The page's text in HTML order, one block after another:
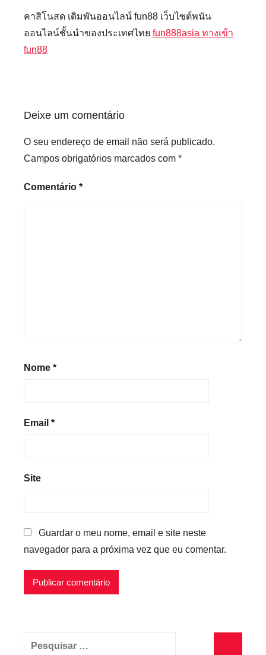
คาสิโนสด เดิมพันออนไลน์ fun88 เว็บไซต์พนัน
ออนไลน์ชั้นนำของประเทศไทย fun888asia ทางเข้า
fun88
Deixe um comentário
O seu endereço de email não será publicado.
Campos obrigatórios marcados com *
Comentário *
Nome *
Email *
Site
Guardar o meu nome, email e site neste
navegador para a próxima vez que eu comentar.
Pesquisar